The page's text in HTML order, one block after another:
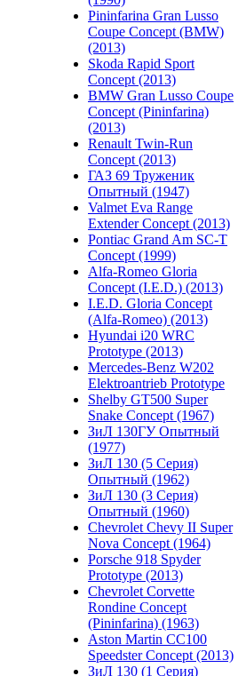
Pininfarina Gran Lusso
Coupe Concept (BMW)
(2013)
Skoda Rapid Sport
Concept (2013)
BMW Gran Lusso Coupe
Concept (Pininfarina)
(2013)
Renault Twin-Run
Concept (2013)
ГАЗ 69 Труженик
Опытный (1947)
Valmet Eva Range
Extender Concept (2013)
Pontiac Grand Am SC-T
Concept (1999)
Alfa-Romeo Gloria
Concept (I.E.D.) (2013)
I.E.D. Gloria Concept
(Alfa-Romeo) (2013)
Hyundai i20 WRC
Prototype (2013)
Mercedes-Benz W202
Elektroantrieb Prototype
Shelby GT500 Super
Snake Concept (1967)
ЗиЛ 130ГУ Опытный
(1977)
ЗиЛ 130 (5 Серия)
Опытный (1962)
ЗиЛ 130 (3 Серия)
Опытный (1960)
Chevrolet Chevy II Super
Nova Concept (1964)
Porsche 918 Spyder
Prototype (2013)
Chevrolet Corvette
Rondine Concept
(Pininfarina) (1963)
Aston Martin CC100
Speedster Concept (2013)
ЗиЛ 130 (1 Серия)